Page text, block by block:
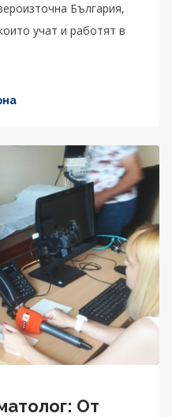
България,
учат и работят в
От